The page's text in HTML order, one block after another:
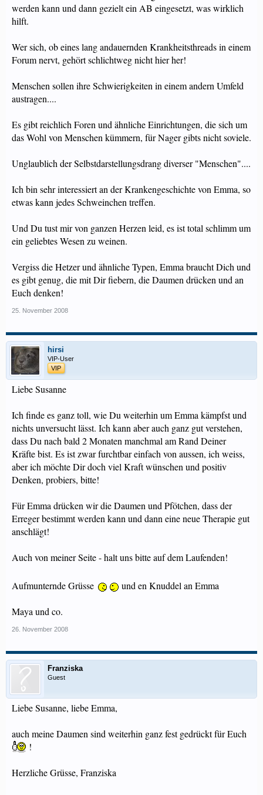
werden kann und dann gezielt ein AB eingesetzt, was wirklich
hilft.
Wer sich, ob eines lang andauernden Krankheitsthreads in einem
Forum nervt, gehört schlichtweg nicht hier her!
Menschen sollen ihre Schwierigkeiten in einem andern Umfeld
austragen....
Es gibt reichlich Foren und ähnliche Einrichtungen, die sich um
das Wohl von Menschen kümmern, für Nager gibts nicht soviele.
Unglaublich der Selbstdarstellungsdrang diverser "Menschen"....
Ich bin sehr interessiert an der Krankengeschichte von Emma, so
etwas kann jedes Schweinchen treffen.
Und Du tust mir von ganzen Herzen leid, es ist total schlimm um
ein geliebtes Wesen zu weinen.
Vergiss die Hetzer und ähnliche Typen, Emma braucht Dich und
es gibt genug, die mit Dir fiebern, die Daumen drücken und an
Euch denken!
25. November 2008
hirsi
VIP-User
VIP
Liebe Susanne
Ich finde es ganz toll, wie Du weiterhin um Emma kämpfst und
nichts unversucht lässt. Ich kann aber auch ganz gut verstehen,
dass Du nach bald 2 Monaten manchmal am Rand Deiner
Kräfte bist. Es ist zwar furchtbar einfach von aussen, ich weiss,
aber ich möchte Dir doch viel Kraft wünschen und positiv
Denken, probiers, bitte!
Für Emma drücken wir die Daumen und Pfötchen, dass der
Erreger bestimmt werden kann und dann eine neue Therapie gut
anschlägt!
Auch von meiner Seite - halt uns bitte auf dem Laufenden!
Aufmunternde Grüsse und en Knuddel an Emma
Maya und co.
26. November 2008
Franziska
Guest
Liebe Susanne, liebe Emma,
auch meine Daumen sind weiterhin ganz fest gedrückt für Euch
!
Herzliche Grüsse, Franziska